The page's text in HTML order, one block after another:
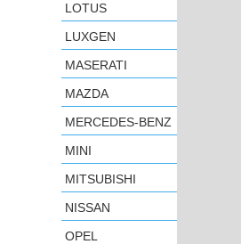
LOTUS
LUXGEN
MASERATI
MAZDA
MERCEDES-BENZ
MINI
MITSUBISHI
NISSAN
OPEL